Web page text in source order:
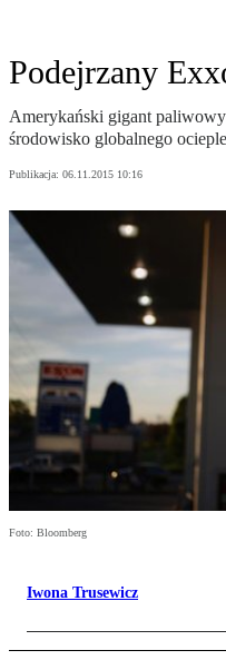
Podejrzany
Amerykański gigant
środowisko globalnego
Publikacja: 06.11.2015 10:16
Foto: Bloomberg
Iwona Trusewicz